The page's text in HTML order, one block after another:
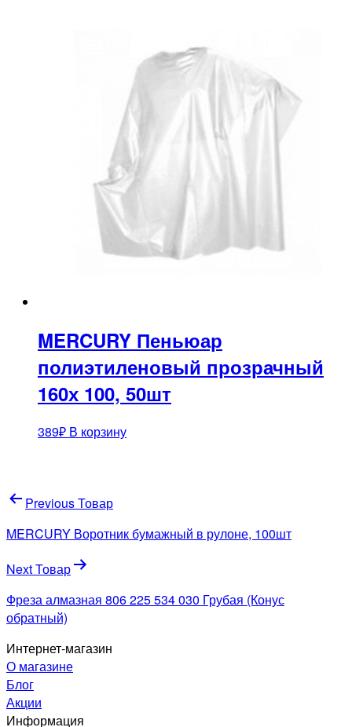
MERCURY Пеньюар
полиэтиленовый прозрачный
160х 100, 50шт
389₽ В корзину
Навигация
по
записям
Previous Товар
MERCURY Воротник бумажный в рулоне, 100шт
Next Товар
Фреза алмазная 806 225 534 030 Грубая (Конус
обратный)
Интернет-магазин
О магазине
Блог
Акции
Информация